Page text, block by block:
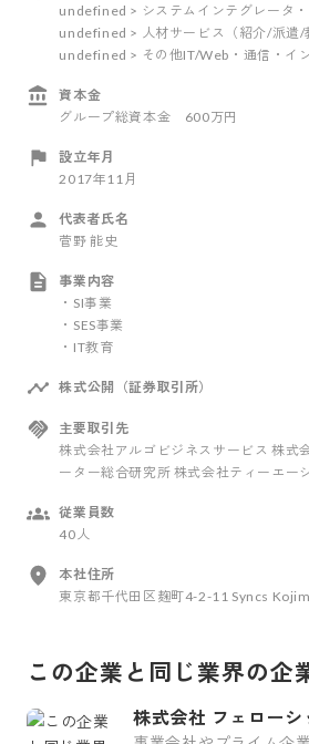
undefined > システムインテグレータ
undefined > 人材サービス（紹介/派遣/
undefined > その他IT/Web・通信・イ
資本金
グループ総資本金 600万円
設立年月
2017年11月
代表者氏名
菅野 能史
事業内容
・SI事業
・SES事業
・IT教育
株式公開（証券取引所）
主要取引先
株式会社アルゴビジネスサービス 株式
ーター総合研究所 株式会社ティーエー
従業員数
40人
本社住所
東京都千代田区麹町4-2-11 Syncs
この企業と同じ業界の企
株式会社 フェローシ